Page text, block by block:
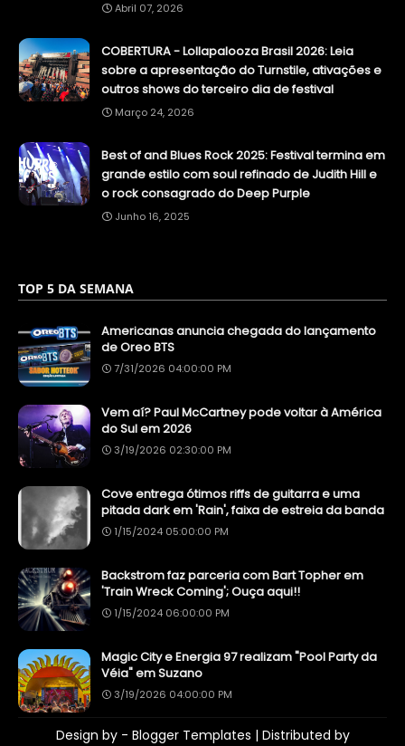
Abril 07, 2026
COBERTURA - Lollapalooza Brasil 2026: Leia
sobre a apresentação do Turnstile, ativações e
outros shows do terceiro dia de festival
Março 24, 2026
Best of and Blues Rock 2025: Festival termina em
grande estilo com soul refinado de Judith Hill e
o rock consagrado do Deep Purple
Junho 16, 2025
TOP 5 DA SEMANA
Americanas anuncia chegada do lançamento
de Oreo BTS
7/31/2026 04:00:00 PM
Vem aí? Paul McCartney pode voltar à América
do Sul em 2026
3/19/2026 02:30:00 PM
Cove entrega ótimos riffs de guitarra e uma
pitada dark em 'Rain', faixa de estreia da banda
1/15/2024 05:00:00 PM
Backstrom faz parceria com Bart Topher em
'Train Wreck Coming'; Ouça aqui!!
1/15/2024 06:00:00 PM
Magic City e Energia 97 realizam "Pool Party da
Véia" em Suzano
3/19/2026 04:00:00 PM
Design by - Blogger Templates | Distributed by